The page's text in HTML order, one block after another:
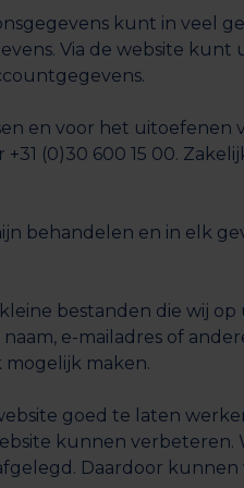
kunt in
Via de website
en voor het
(0)30 600 15 00.
behandelen en in elk
bestanden die wij
e-mailadres of
maken.
goed te laten
kunnen
Daardoor